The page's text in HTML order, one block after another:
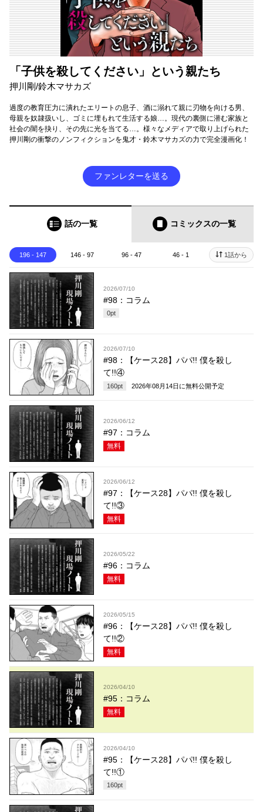
「子供を殺してください」という親たち
押川剛/鈴木マサカズ
過度の教育圧力に潰れたエリートの息子、酒に溺れて親に刃物を向ける男、
母親を奴隷扱いし、ゴミに埋もれて生活する娘…。現代の裏側に潜む家族と
社会の闇を抉り、その先に光を当てる…。様々なメディアで取り上げられた
押川剛の衝撃のノンフィクションを鬼才・鈴木マサカズの力で完全漫画化！
ファンレターを送る
話の一覧 コミックスの一覧
196 - 147 146 - 97 96 - 47 46 - 1 1話から
2026/07/10
#98：コラム
0pt
2026/07/10
#98：【ケース28】パパ!! 僕を殺し
て!!④
160pt 2026年08月14日 に無料公開予定
2026/06/12
#97：コラム
無料
2026/06/12
#97：【ケース28】パパ!! 僕を殺し
て!!③
無料
2026/05/22
#96：コラム
無料
2026/05/15
#96：【ケース28】パパ!! 僕を殺し
て!!②
無料
2026/04/10
#95：コラム
無料
2026/04/10
#95：【ケース28】パパ!! 僕を殺し
て!!①
160pt